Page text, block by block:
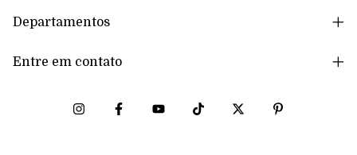
Departamentos
Entre em contato